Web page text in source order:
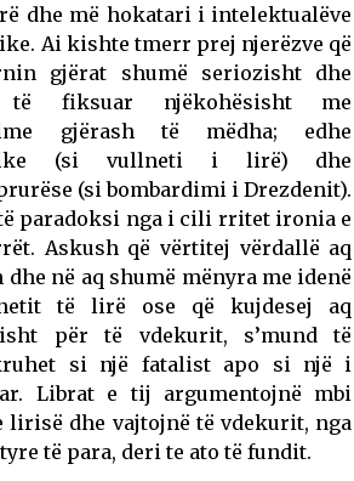
dhe më hokatari i intelektualëve
Ai kishte tmerr prej njerëzve që
gjërat shumë seriozisht dhe
fiksuar njëkohësisht me
gjërash të mëdha; edhe
(si vullneti i lirë) dhe
(si bombardimi i Drezdenit).
paradoksi nga i cili rritet ironia e
Askush që vërtitej vërdallë aq
dhe në aq shumë mënyra me idenë
të lirë ose që kujdesej aq
për të vdekurit, s’mund të
si një fatalist apo si një i
Librat e tij argumentojnë mbi
lirisë dhe vajtojnë të vdekurit, nga
të para, deri te ato të fundit.